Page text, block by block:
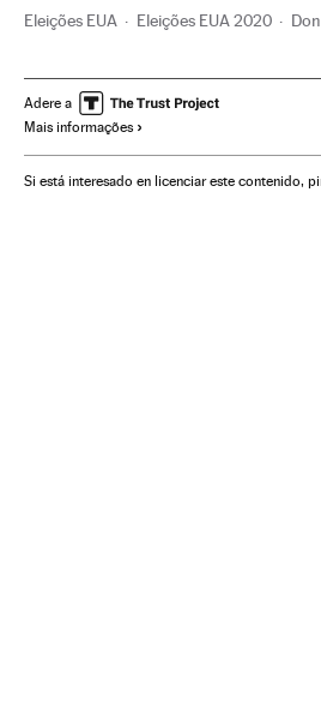
Eleições EUA Eleições EUA 2020
Eleições presidenciais Partido
Partido Republicano EUA
Racismo Violência Fraude eleitoral
Adere a
Mais informações
Si está interesado en licenciar este contenido,